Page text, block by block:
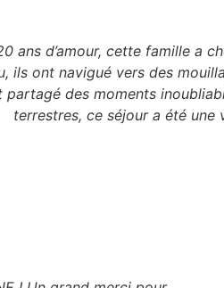
ans d’amour, cette famille a
ils ont navigué vers des
partagé des moments
terrestres, ce séjour a été une